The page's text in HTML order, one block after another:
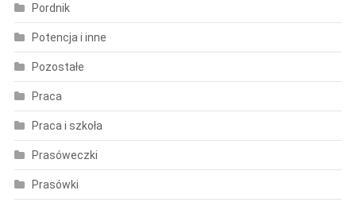
Pordnik
Potencja i inne
Pozostałe
Praca
Praca i szkoła
Prasóweczki
Prasówki